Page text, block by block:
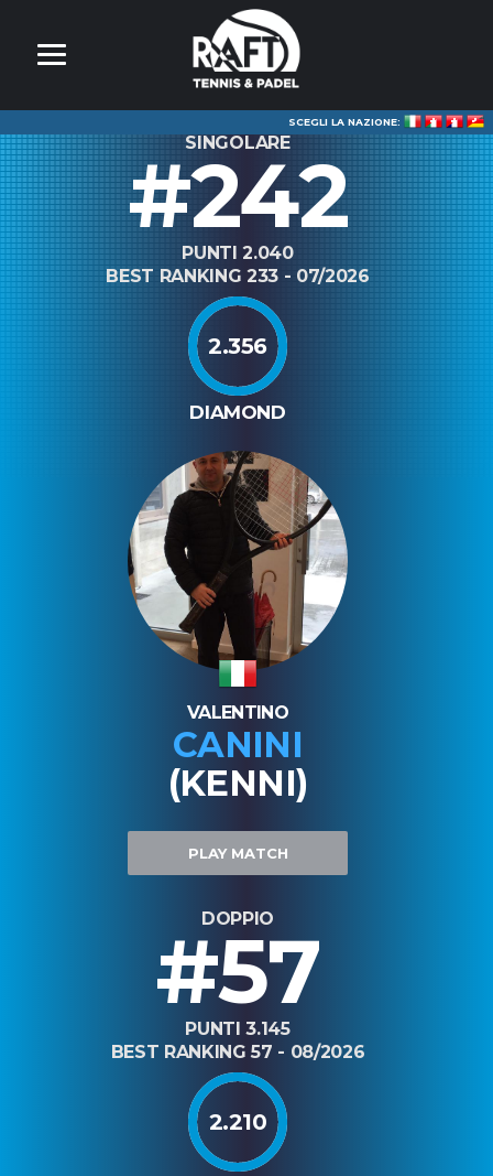
SCEGLI LA NAZIONE:
SINGOLARE
#242
PUNTI 2.040
BEST RANKING 233 - 07/2026
2.356
DIAMOND
VALENTINO
CANINI
(KENNI)
PLAY MATCH
DOPPIO
#57
PUNTI 3.145
BEST RANKING 57 - 08/2026
2.210